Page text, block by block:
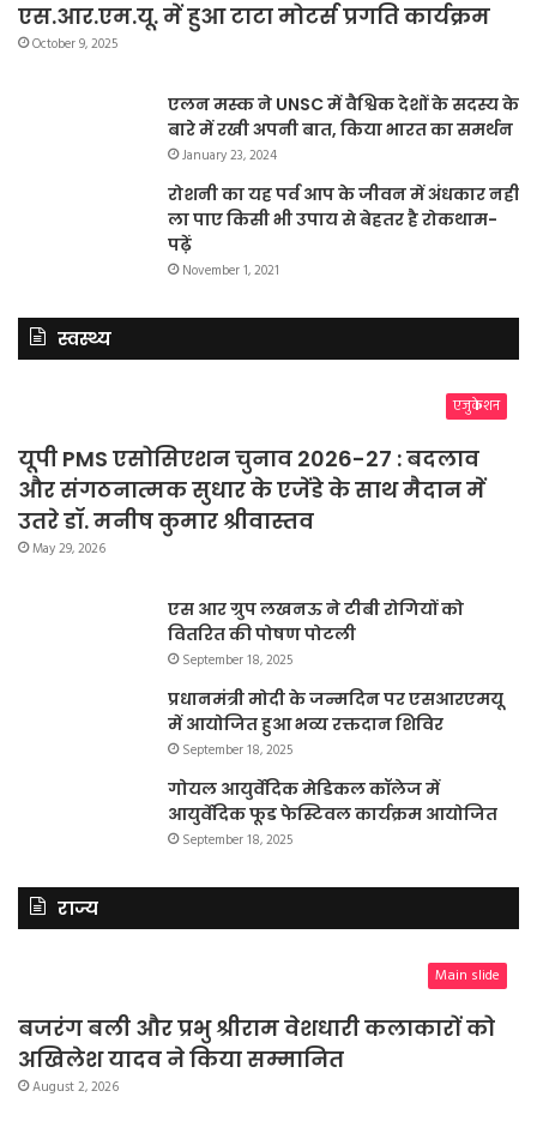
एस.आर.एम.यू. में हुआ टाटा मोटर्स प्रगति कार्यक्रम
October 9, 2025
एलन मस्क ने UNSC में वैश्विक देशों के सदस्य के
बारे में रखी अपनी बात, किया भारत का समर्थन
January 23, 2024
रोशनी का यह पर्व आप के जीवन में अंधकार नहीं
ला पाए किसी भी उपाय से बेहतर है रोकथाम-
पढ़ें
November 1, 2021
स्वस्थ्य
एजुकेशन
यूपी PMS एसोसिएशन चुनाव 2026-27 : बदलाव
और संगठनात्मक सुधार के एजेंडे के साथ मैदान में
उतरे डॉ. मनीष कुमार श्रीवास्तव
May 29, 2026
एस आर ग्रुप लखनऊ ने टीबी रोगियों को
वितरित की पोषण पोटली
September 18, 2025
प्रधानमंत्री मोदी के जन्मदिन पर एसआरएमयू
में आयोजित हुआ भव्य रक्तदान शिविर
September 18, 2025
गोयल आयुर्वेदिक मेडिकल कॉलेज में
आयुर्वेदिक फूड फेस्टिवल कार्यक्रम आयोजित
September 18, 2025
राज्य
Main slide
बजरंग बली और प्रभु श्रीराम वेशधारी कलाकारों को
अखिलेश यादव ने किया सम्मानित
August 2, 2026